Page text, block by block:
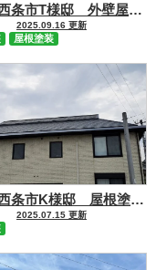
愛媛県西条市T様邸 外壁屋根塗装工事 施工事例
2025.09.16 更新
屋根塗装
愛媛県西条市K様邸 屋根塗装工事 施工事例
2025.07.15 更新